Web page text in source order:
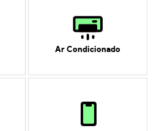
Ar Condicionado